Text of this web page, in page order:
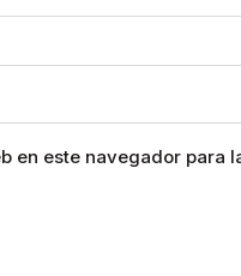
en este navegador para